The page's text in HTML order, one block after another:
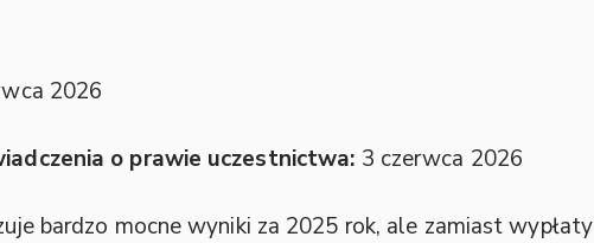
2026
o prawie uczestnictwa: 3 czerwca 2026
bardzo mocne wyniki za 2025 rok, ale zamiast wypłaty